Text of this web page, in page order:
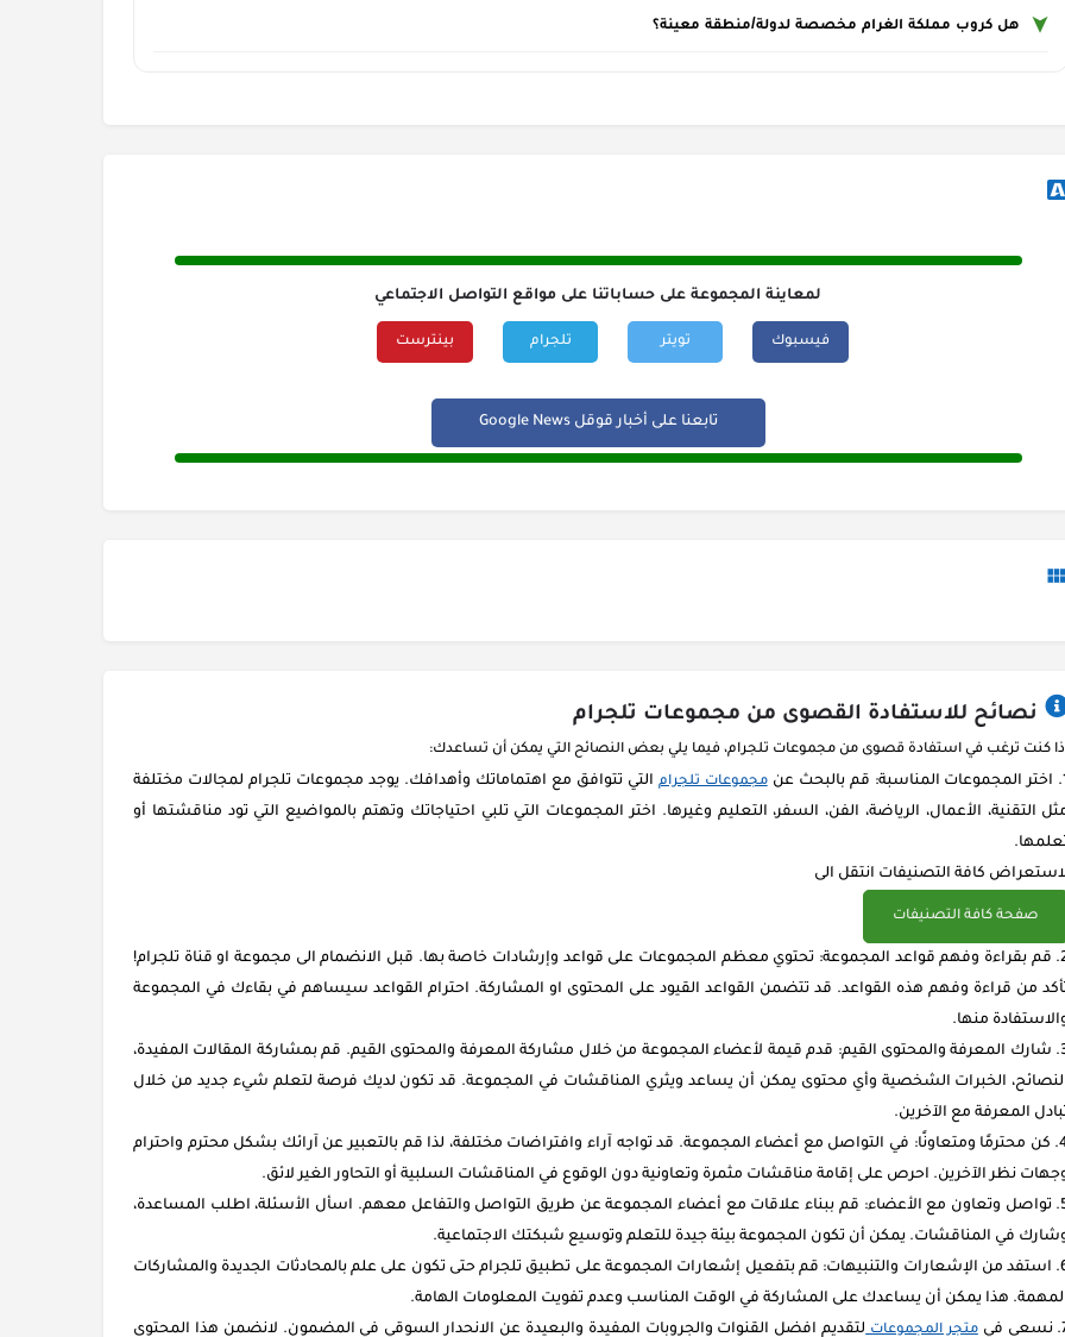
هل كروب مملكة الغرام مخصصة لدولة/منطقة معينة؟
لمعاينة المجموعة على حساباتنا على مواقع التواصل الاجتماعي
فيسبوك تويتر تلجرام بينترست
تابعنا على أخبار قوقل Google News
نصائح للاستفادة القصوى من مجموعات تلجرام
كنت ترغب في استفادة قصوى من مجموعات تلجرام، فيما يلي بعض النصائح التي يمكن أن تساعدك:
اختر المجموعات المناسبة: قم بالبحث عنمجموعات تلجرام التي تتوافق مع اهتماماتك وأهدافك. يوجد مجموعات تلجرام لمجالات مختلفة
التقنية، الأعمال، الرياضة، الفن، السفر، التعليم وغيرها. اختر المجموعات التي تلبي احتياجاتك وتهتم بالمواضيع التي تود مناقشتها أو
كافة التصنيفات انتقل الى
صفحة كافة التصنيفات
قم بقراءة وفهم قواعد المجموعة: تحتوي معظم المجموعات على قواعد وإرشادات خاصة بها. قبل الانضمام الى مجموعة او قناة تلجرام!
من قراءة وفهم هذه القواعد. قد تتضمن القواعد القيود على المحتوى او المشاركة. احترام القواعد سيساهم في بقاءك في المجموعة
منها.
شارك المعرفة والمحتوى القيم: قدم قيمة لأعضاء المجموعة من خلال مشاركة المعرفة والمحتوى القيم. قم بمشاركة المقالات المفيدة،
الخبرات الشخصية وأي محتوى يمكن أن يساعد ويثري المناقشات في المجموعة. قد تكون لديك فرصة لتعلم شيء جديد من خلال
المعرفة مع الآخرين.
كن محترمًا ومتعاونًا: في التواصل مع أعضاء المجموعة. قد تواجه آراء وافتراضات مختلفة، لذا قم بالتعبير عن آرائك بشكل محترم واحترام
نظر الآخرين. احرص على إقامة مناقشات مثمرة وتعاونية دون الوقوع في المناقشات السلبية أو التحاور الغير لائق.
تواصل وتعاون مع الأعضاء: قم ببناء علاقات مع أعضاء المجموعة عن طريق التواصل والتفاعل معهم. اسأل الأسئلة، اطلب المساعدة،
في المناقشات. يمكن أن تكون المجموعة بيئة جيدة للتعلم وتوسيع شبكتك الاجتماعية.
استفد من الإشعارات والتنبيهات: قم بتفعيل إشعارات المجموعة على تطبيق تلجرام حتى تكون على علم بالمحادثات الجديدة والمشاركات
هذا يمكن أن يساعدك على المشاركة في الوقت المناسب وعدم تفويت المعلومات الهامة.
نسعى فيمتجر المجموعاتلتقديم افضل القنوات والجروبات المفيدة والبعيدة عن الانحدار السوقي في المضمون. لانضمن هذا المحتوى